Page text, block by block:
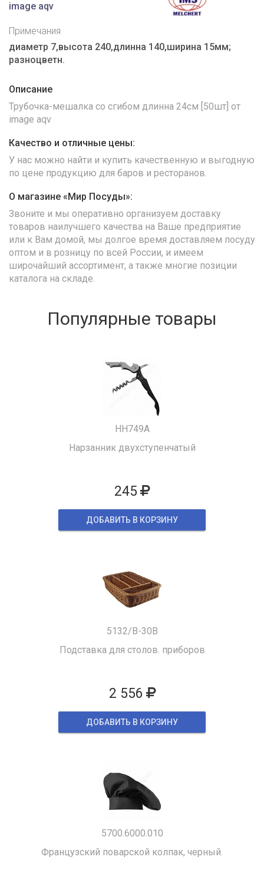
image aqv
Примечания
диаметр 7,высота 240,длинна 140,ширина 15мм;
разноцветн.
Описание
Трубочка-мешалка со сгибом длинна 24см [50шт] от
image aqv
Качество и отличные цены:
У нас можно найти и купить качественную и выгодную
по цене продукцию для баров и ресторанов.
О магазине «Мир Посуды»:
Звоните и мы оперативно организуем доставку
товаров наилучшего качества на Ваше предприятие
или к Вам домой, мы долгое время доставляем посуду
оптом и в розницу по всей России, и имеем
широчайший ассортимент, а также многие позиции
каталога на складе.
Популярные товары
HH749A
Нарзанник двухступенчатый
245
ДОБАВИТЬ В КОРЗИНУ
5132/B-30B
Подставка для столов. приборов
2 556
ДОБАВИТЬ В КОРЗИНУ
5700.6000.010
Французский поварской колпак, черный.